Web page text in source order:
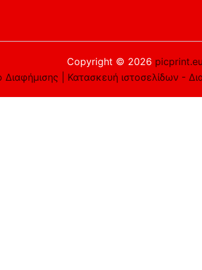
Copyright © 2026 picprint.eu
Διαφήμισης | Κατασκευή ιστοσελίδων -